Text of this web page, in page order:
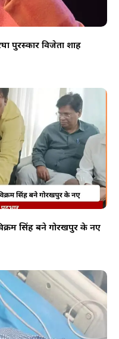
पुरस्कार विजेता शाह
सिंह बने गोरखपुर के नए